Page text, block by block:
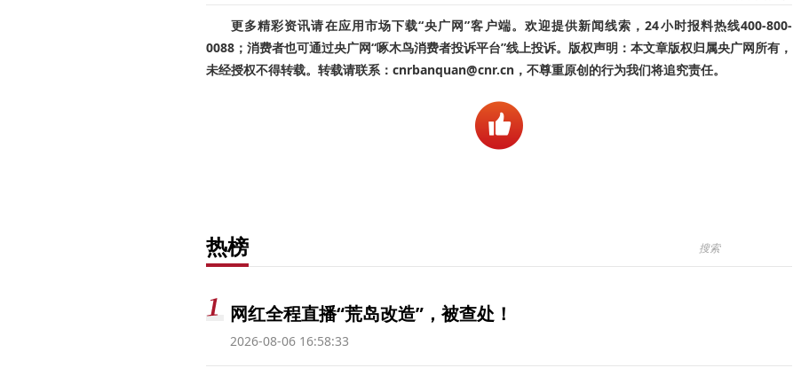
更多精彩资讯请在应用市场下载“央广网”客户端。欢迎提供新闻线索，24小时报料热线400-800-
0088；消费者也可通过央广网“啄木鸟消费者投诉平台”线上投诉。版权声明：本文章版权归属央广网所有，
未经授权不得转载。转载请联系：cnrbanquan@cnr.cn，不尊重原创的行为我们将追究责任。
热榜
网红全程直播“荒岛改造”，被查处！
2026-08-06 16:58:33